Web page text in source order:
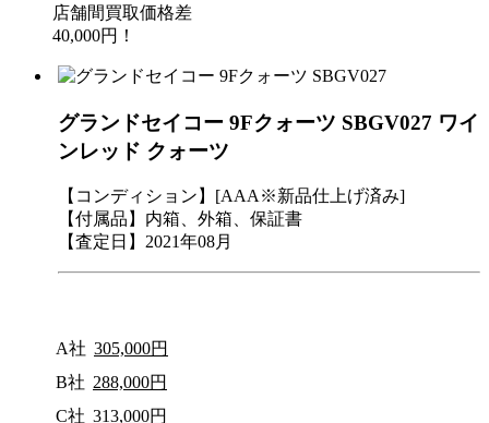
店舗間買取価格差
40,000円！
グランドセイコー 9Fクォーツ SBGV027 ワイ
ンレッド クォーツ
【コンディション】[AAA※新品仕上げ済み]
【付属品】内箱、外箱、保証書
【査定日】2021年08月
A社 305,000円
B社 288,000円
C社 313,000円